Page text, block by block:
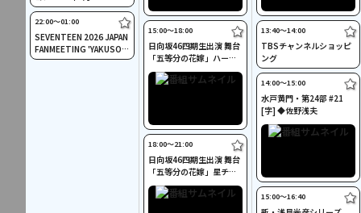
22:00〜01:00
SEVENTEEN 2026 JAPAN
FANMEETING 'YAKUSOK
U' 東京ドーム
15:00〜18:00
日向坂46四期生出演 舞台
「五等分の花嫁」ハート
チーム
18:00〜21:00
日向坂46四期生出演 舞台
「五等分の花嫁」星チー
ム
13:40〜14:00
TBSチャンネルショッピ
ング
14:00〜15:00
水戸黄門・第24部 #21
[字] ◆佐野浅夫
15:00〜16:40